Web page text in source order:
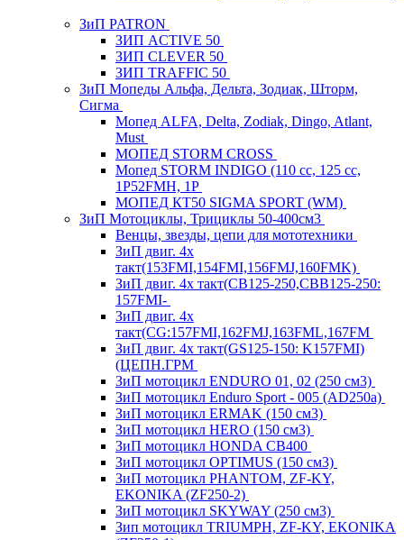
ЗиП PATRON
ЗИП ACTIVE 50
ЗИП CLEVER 50
ЗИП TRAFFIC 50
ЗиП Мопеды Альфа, Дельта, Зодиак, Шторм,
Сигма
Мопед ALFA, Delta, Zodiak, Dingo, Atlant,
Must
МОПЕД STORM CROSS
Мопед STORM INDIGO (110 сс, 125 cc,
1P52FMH, 1P
МОПЕД КТ50 SIGMA SPORT (WM)
ЗиП Мотоциклы, Трициклы 50-400см3
Венцы, звезды, цепи для мототехники
ЗиП двиг. 4х
такт(153FMI,154FMI,156FMJ,160FMK)
ЗиП двиг. 4х такт(CB125-250,CBB125-250:
157FMI-
ЗиП двиг. 4х
такт(CG:157FMI,162FMJ,163FML,167FM
ЗиП двиг. 4х такт(GS125-150: K157FMI)
(ЦЕПН.ГРМ
ЗиП мотоцикл ENDURO 01, 02 (250 см3)
ЗиП мотоцикл Enduro Sport - 005 (AD250a)
ЗиП мотоцикл ERMAK (150 см3)
ЗиП мотоцикл HERO (150 см3)
ЗиП мотоцикл HONDA CB400
ЗиП мотоцикл OPTIMUS (150 см3)
ЗиП мотоцикл PHANTOM, ZF-KY,
EKONIKA (ZF250-2)
ЗиП мотоцикл SKYWAY (250 см3)
Зип мотоцикл TRIUMPH, ZF-KY, EKONIKA